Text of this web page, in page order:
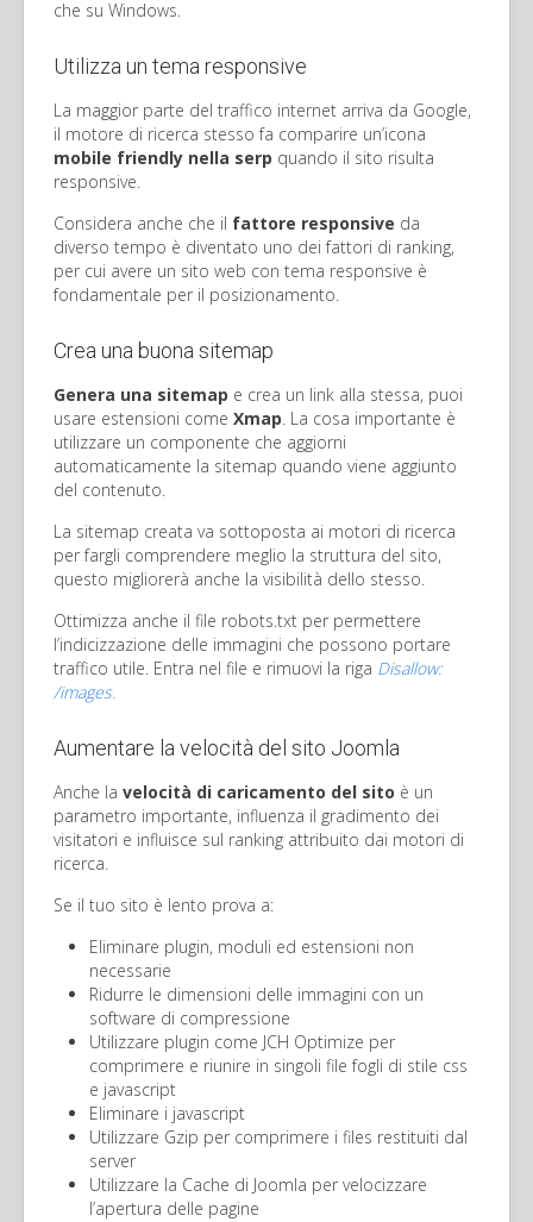
che su Windows.
Utilizza un tema responsive
La maggior parte del traffico internet arriva da Google,
il motore di ricerca stesso fa comparire un’icona
mobile friendly nella serp quando il sito risulta
responsive.
Considera anche che il fattore responsive da
diverso tempo è diventato uno dei fattori di ranking,
per cui avere un sito web con tema responsive è
fondamentale per il posizionamento.
Crea una buona sitemap
Genera una sitemap e crea un link alla stessa, puoi
usare estensioni come Xmap. La cosa importante è
utilizzare un componente che aggiorni
automaticamente la sitemap quando viene aggiunto
del contenuto.
La sitemap creata va sottoposta ai motori di ricerca
per fargli comprendere meglio la struttura del sito,
questo migliorerà anche la visibilità dello stesso.
Ottimizza anche il file robots.txt per permettere
l’indicizzazione delle immagini che possono portare
traffico utile. Entra nel file e rimuovi la riga Disallow:
/images.
Aumentare la velocità del sito Joomla
Anche la velocità di caricamento del sito è un
parametro importante, influenza il gradimento dei
visitatori e influisce sul ranking attribuito dai motori di
ricerca.
Se il tuo sito è lento prova a:
Eliminare plugin, moduli ed estensioni non
necessarie
Ridurre le dimensioni delle immagini con un
software di compressione
Utilizzare plugin come JCH Optimize per
comprimere e riunire in singoli file fogli di stile css
e javascript
Eliminare i javascript
Utilizzare Gzip per comprimere i files restituiti dal
server
Utilizzare la Cache di Joomla per velocizzare
l’apertura delle pagine